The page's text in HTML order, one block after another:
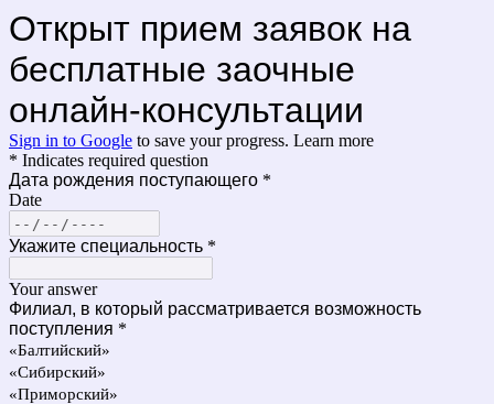
Открыт прием заявок на
бесплатные заочные
онлайн-консультации
Sign in to Google to save your progress. Learn more
* Indicates required question
Дата рождения поступающего *
Date
Укажите специальность *
Your answer
Филиал, в который рассматривается возможность
поступления *
«Балтийский»
«Сибирский»
«Приморский»